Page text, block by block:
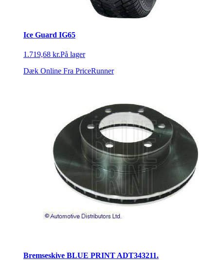
Ice Guard IG65
1.719,68 kr.På lager
Dæk Online Fra PriceRunner
Bremseskive BLUE PRINT ADT343211.